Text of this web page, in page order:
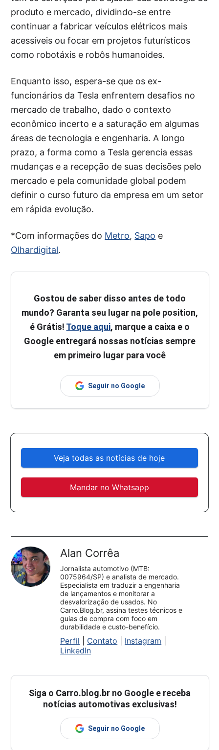
produto e mercado, dividindo-se entre
continuar a fabricar veículos elétricos mais
acessíveis ou focar em projetos futurísticos
como robotáxis e robôs humanoides.
Enquanto isso, espera-se que os ex-
funcionários da Tesla enfrentem desafios no
mercado de trabalho, dado o contexto
econômico incerto e a saturação em algumas
áreas de tecnologia e engenharia. A longo
prazo, a forma como a Tesla gerencia essas
mudanças e a recepção de suas decisões pelo
mercado e pela comunidade global podem
definir o curso futuro da empresa em um setor
em rápida evolução.
*Com informações do Metro, Sapo e
Olhardigital.
Gostou de saber disso antes de todo
mundo? Garanta seu lugar na pole position,
é Grátis! Toque aqui, marque a caixa e o
Google entregará nossas notícias sempre
em primeiro lugar para você
Seguir no Google
Veja todas as notícias de hoje
Mandar no Whatsapp
Alan Corrêa
Jornalista automotivo (MTB:
0075964/SP) e analista de mercado.
Especialista em traduzir a engenharia
de lançamentos e monitorar a
desvalorização de usados. No
Carro.Blog.br, assina testes técnicos e
guias de compra com foco em
durabilidade e custo-benefício.
Perfil Contato Instagram
LinkedIn
Siga o Carro.blog.br no Google e receba
notícias automotivas exclusivas!
Seguir no Google